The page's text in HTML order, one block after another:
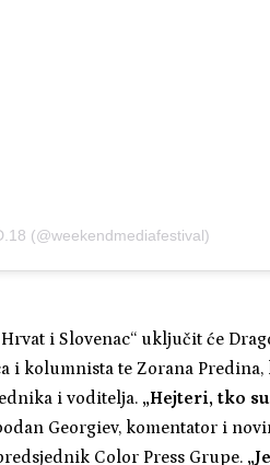
(@weekendmediafestival)
i Slovenac“ uključit će
i kolumnista te Zorana
i voditelja.„Hejteri, tko
Georgiev, komentator i
Color Press Grupe.